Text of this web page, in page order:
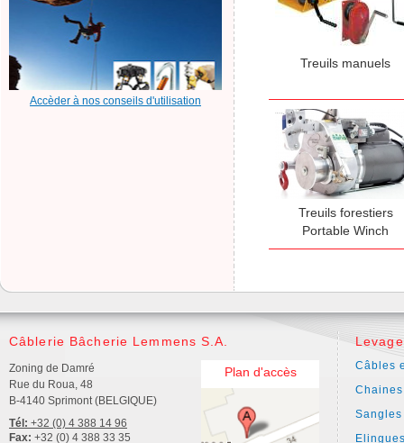
Accèder à nos conseils d'utilisation
Treuils manuels
Treuils forestiers
Portable Winch
Câblerie Bâcherie Lemmens S.A.
Plan d'accès
Zoning de Damré
Rue du Roua, 48
B-4140 Sprimont (BELGIQUE)
Tél: +32 (0) 4 388 14 96
Fax: +32 (0) 4 388 33 35
Câbles